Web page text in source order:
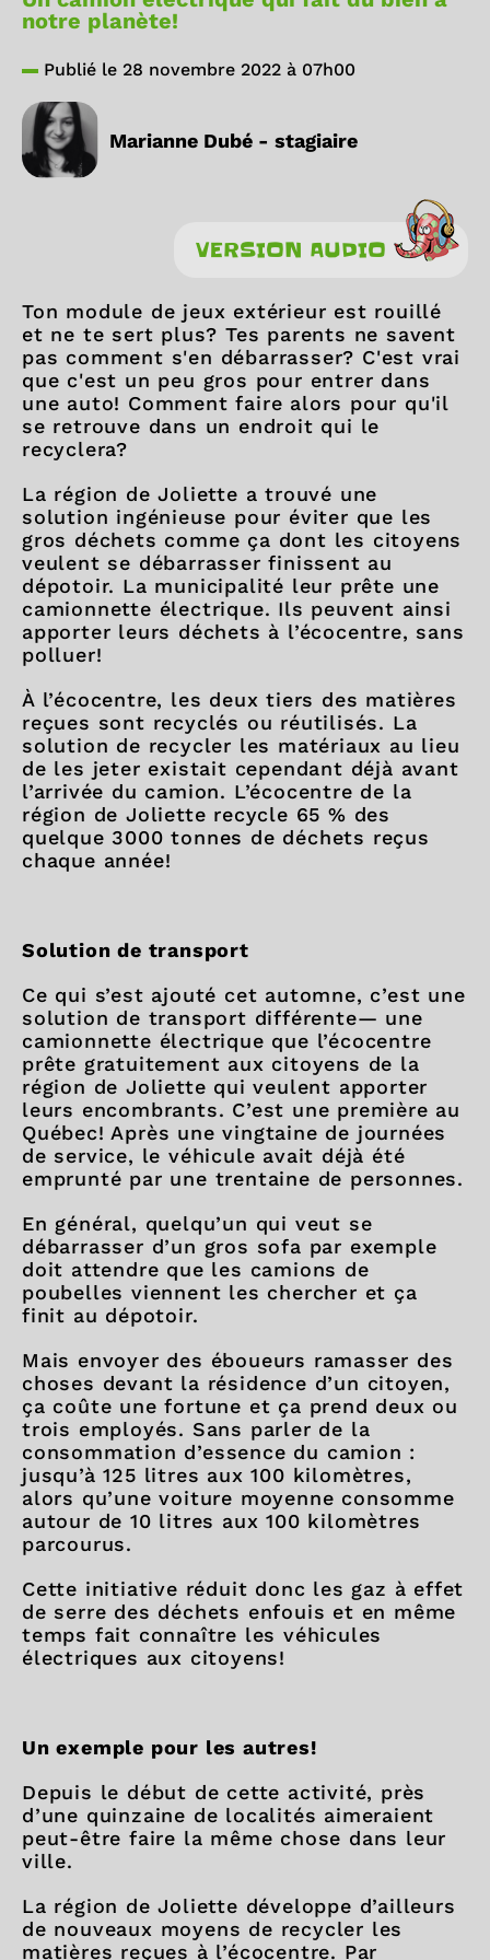
notre planète!
Publié le 28 novembre 2022 à 07h00
Marianne Dubé - stagiaire
VERSION AUDIO
Ton module de jeux extérieur est rouillé
et ne te sert plus? Tes parents ne savent
pas comment s'en débarrasser? C'est vrai
que c'est un peu gros pour entrer dans
une auto! Comment faire alors pour qu'il
se retrouve dans un endroit qui le
recyclera?
La région de Joliette a trouvé une
solution ingénieuse pour éviter que les
gros déchets comme ça dont les citoyens
veulent se débarrasser finissent au
dépotoir. La municipalité leur prête une
camionnette électrique. Ils peuvent ainsi
apporter leurs déchets à l’écocentre, sans
polluer!
À l’écocentre, les deux tiers des matières
reçues sont recyclés ou réutilisés. La
solution de recycler les matériaux au lieu
de les jeter existait cependant déjà avant
l’arrivée du camion. L’écocentre de la
région de Joliette recycle 65 % des
quelque 3000 tonnes de déchets reçus
chaque année!
Solution de transport
Ce qui s’est ajouté cet automne, c’est une
solution de transport différente— une
camionnette électrique que l’écocentre
prête gratuitement aux citoyens de la
région de Joliette qui veulent apporter
leurs encombrants. C’est une première au
Québec! Après une vingtaine de journées
de service, le véhicule avait déjà été
emprunté par une trentaine de personnes.
En général, quelqu’un qui veut se
débarrasser d’un gros sofa par exemple
doit attendre que les camions de
poubelles viennent les chercher et ça
finit au dépotoir.
Mais envoyer des éboueurs ramasser des
choses devant la résidence d’un citoyen,
ça coûte une fortune et ça prend deux ou
trois employés. Sans parler de la
consommation d’essence du camion :
jusqu’à 125 litres aux 100 kilomètres,
alors qu’une voiture moyenne consomme
autour de 10 litres aux 100 kilomètres
parcourus.
Cette initiative réduit donc les gaz à effet
de serre des déchets enfouis et en même
temps fait connaître les véhicules
électriques aux citoyens!
Un exemple pour les autres!
Depuis le début de cette activité, près
d’une quinzaine de localités aimeraient
peut-être faire la même chose dans leur
ville.
La région de Joliette développe d’ailleurs
de nouveaux moyens de recycler les
matières reçues à l’écocentre. Par